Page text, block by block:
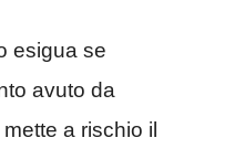
esigua se
avuto da
a rischio il